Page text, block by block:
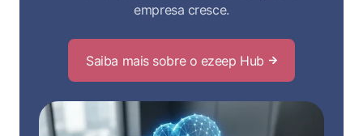
empresa cresce.
Saiba mais sobre o ezeep Hub